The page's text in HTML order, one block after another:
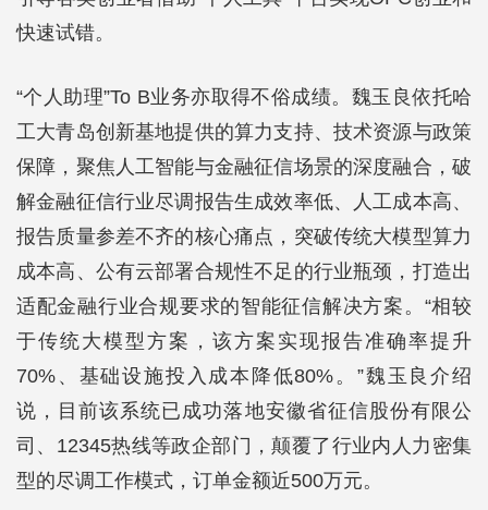
快速试错。
“个人助理”To B业务亦取得不俗成绩。魏玉良依托哈
工大青岛创新基地提供的算力支持、技术资源与政策
保障，聚焦人工智能与金融征信场景的深度融合，破
解金融征信行业尽调报告生成效率低、人工成本高、
报告质量参差不齐的核心痛点，突破传统大模型算力
成本高、公有云部署合规性不足的行业瓶颈，打造出
适配金融行业合规要求的智能征信解决方案。“相较
于传统大模型方案，该方案实现报告准确率提升
70%、基础设施投入成本降低80%。”魏玉良介绍
说，目前该系统已成功落地安徽省征信股份有限公
司、12345热线等政企部门，颠覆了行业内人力密集
型的尽调工作模式，订单金额近500万元。